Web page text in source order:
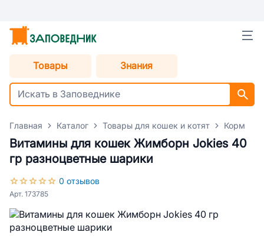
Товары Знания
Главная Каталог Товары для кошек и котят Корм
Витамины для кошек Жимборн Jokies 40
гр разноцветные шарики
0 отзывов
Арт. 173785